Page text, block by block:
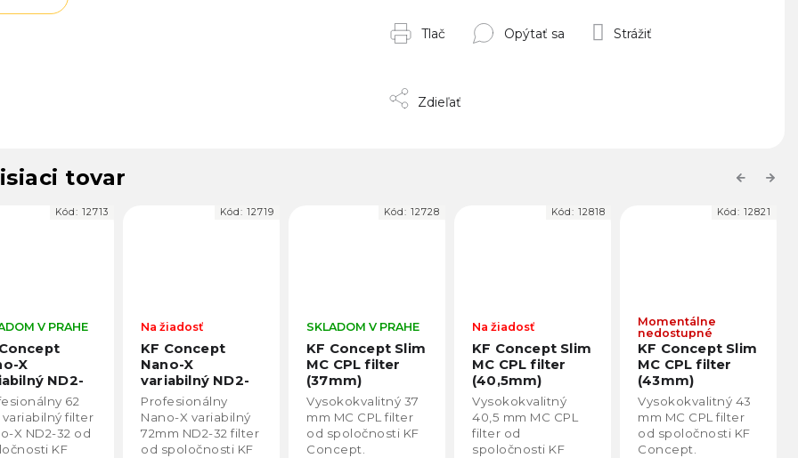
Tlač Opýtať sa Strážiť
Zdieľať
tovar Previous
X
ND2-
filter
X variabilný
ND2-32 filter
KF
Kód: 12719
KF Concept Slim
MC CPL filter
(37mm)
KF01.1149
SKLADOM V PRAHE
Vysokokvalitný 37
mm MC CPL filter
od spoločnosti KF
Concept.
Kód: 12728
KF Concept Slim
MC CPL filter
(40,5mm)
KF01.1150
Na žiadosť
Vysokokvalitný
40,5 mm MC CPL
filter od
spoločnosti KF
Kód:12818
KF Concept Slim
MC CPL filter
(43mm)
KF01.1151
Momentálne
nedostupné
Vysokokvalitný 43
mm MC CPL filter
od spoločnosti KF
Concept.
Kód: 12821
KF Concept Slim
MC CPL filter
(49mm)
KF01.1153
Momentálne
nedostupné
Vysokokvalitný 49
mm MC CPL filter
od spoločnosti KF
Concept.
Kód: 12827
Next